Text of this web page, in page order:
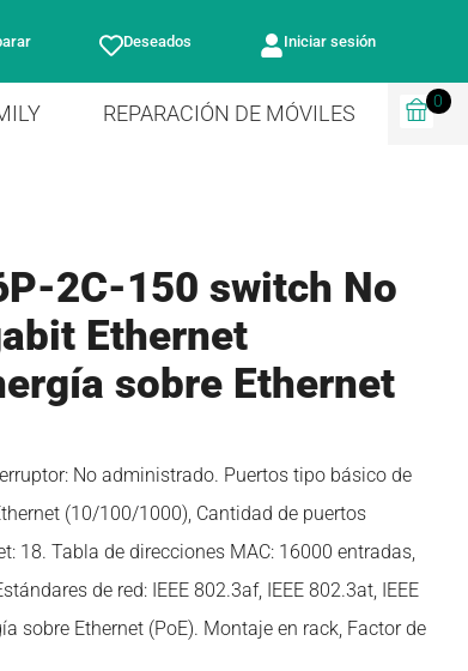
Deseados Iniciar sesión
REPARACIÓN DE MÓVILES
0
2C-150 switch No
Ethernet
sobre Ethernet
No administrado. Puertos tipo básico de
(10/100/1000), Cantidad de puertos
18. Tabla de direcciones MAC: 16000 entradas,
de red: IEEE 802.3af, IEEE 802.3at, IEEE
sobre Ethernet (PoE). Montaje en rack, Factor de